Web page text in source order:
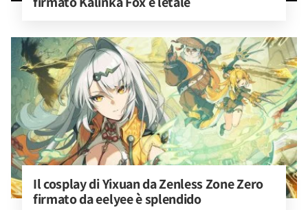
Il cosplay di Yixuan da Zenless Zone Zero
firmato da eelyee è splendido